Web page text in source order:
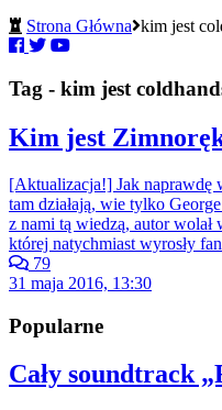
Strona Główna kim jest
Tag - kim jest
Kim jest
[Aktualizacja!] Jak naprawdę
tam działają, wie tylko
z nami tą wiedzą, autor wolał
której natychmiast wyrosły
79
31 maja 2016, 13:30
Popularne
Cały soundtrack